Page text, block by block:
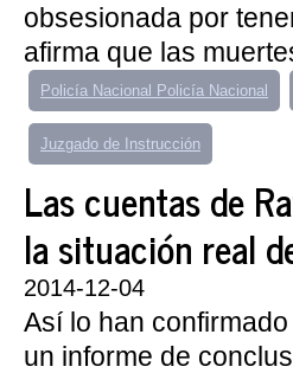
obsesionada por
afirma que las
Policía Nacional Policía Nacional
Juzgado de Instrucción
Las cuentas de
la situación real
2014-12-04
Así lo han
un informe de